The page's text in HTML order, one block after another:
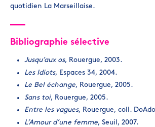
quotidien La Marseillaise.
Bibliographie sélective
Jusqu’aux os, Rouergue, 2003.
Les Idiots, Espaces 34, 2004.
Le Bel échange, Rouergue, 2005.
Sans toi, Rouergue, 2005.
Entre les vagues, Rouergue, coll.
L’Amour d’une femme, Seuil, 2007.